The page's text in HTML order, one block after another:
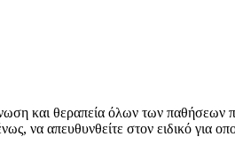
και θεραπεία όλων των παθήσεων
να απευθυνθείτε στον ειδικό για